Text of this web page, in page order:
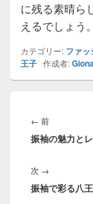
に残る素晴ら
えるでしょう。
カテゴリー: ファッ
王子 作成者:
稿
ナ
ゲ
ー
シ
← 前前
の
振袖の魅力と
次 →
の
振袖で彩る八